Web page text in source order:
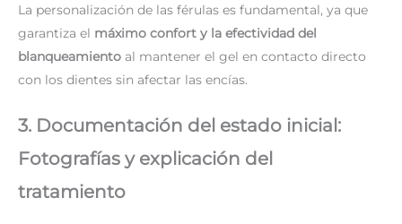
La personalización de las férulas es fundamental, ya que
garantiza el máximo confort y la efectividad del
blanqueamiento al mantener el gel en contacto directo
con los dientes sin afectar las encías.
3. Documentación del estado inicial:
Fotografías y explicación del
tratamiento